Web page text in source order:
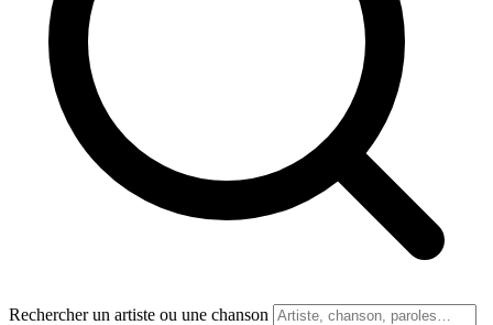
Rechercher un artiste ou une chanson